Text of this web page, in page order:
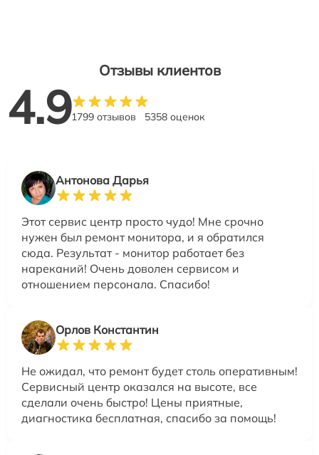
Отзывы клиентов
4.91799 отзывов 5358 оценок
Антонова Дарья
Этот сервис центр просто чудо! Мне срочно
нужен был ремонт монитора, и я обратился
сюда. Результат - монитор работает без
нареканий! Очень доволен сервисом и
отношением персонала. Спасибо!
Орлов Константин
Не ожидал, что ремонт будет столь оперативным!
Сервисный центр оказался на высоте, все
сделали очень быстро! Цены приятные,
диагностика бесплатная, спасибо за помощь!